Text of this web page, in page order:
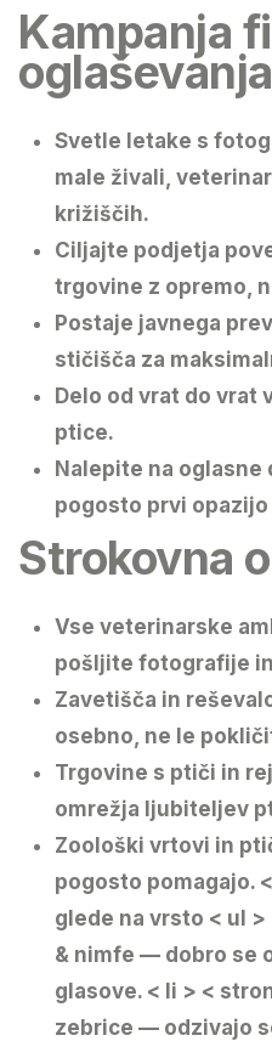
Kampanja
oglaševanja
Svetle letake s
male živali,
križiščih.
Ciljajte podjetja
trgovine z opremo,
Postaje javnega
stičišča za
Delo od vrat do vrat
ptice.
Nalepite na oglasne
pogosto prvi
Strokovna
Vse veterinarske
pošljite fotografije
Zavetišča in
osebno, ne le
Trgovine s ptiči in
omrežja ljubiteljev
Zoološki vrtovi in
pogosto pomagajo.
glede na vrsto < ul >
& nimfe — dobro se
glasove. < li > <
zebrice — odzivajo